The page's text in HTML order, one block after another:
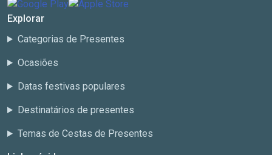
Explorar
Categorias de Presentes
Ocasiões
Datas festivas populares
Destinatários de presentes
Temas de Cestas de Presentes